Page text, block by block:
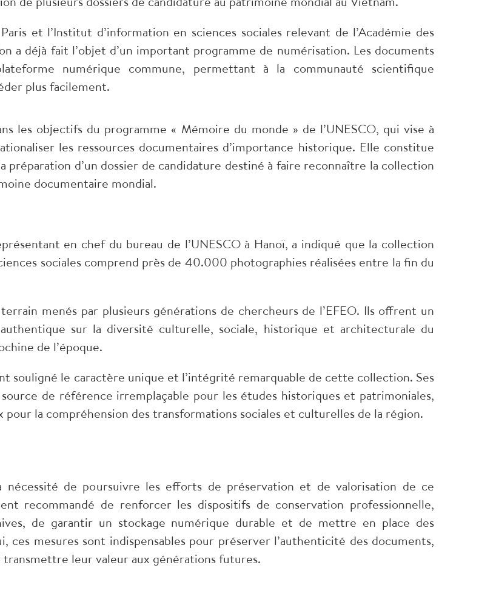
et l’Institut d’information en sciences sociales relevant de l’Académie des
a déjà fait l’objet d’un important programme de numérisation. Les documents
numérique commune, permettant à la communauté scientifique
plus facilement.
les objectifs du programme « Mémoire du monde » de l’UNESCO, qui vise à
les ressources documentaires d’importance historique. Elle constitue
préparation d’un dossier de candidature destiné à faire reconnaître la collection
documentaire mondial.
en chef du bureau de l’UNESCO à Hanoï, a indiqué que la collection
sociales comprend près de 40.000 photographies réalisées entre la fin du
menés par plusieurs générations de chercheurs de l’EFEO. Ils offrent un
sur la diversité culturelle, sociale, historique et architecturale du
de l’époque.
souligné le caractère unique et l’intégrité remarquable de cette collection. Ses
de référence irremplaçable pour les études historiques et patrimoniales,
la compréhension des transformations sociales et culturelles de la région.
nécessité de poursuivre les efforts de préservation et de valorisation de ce
recommandé de renforcer les dispositifs de conservation professionnelle,
de garantir un stockage numérique durable et de mettre en place des
ces mesures sont indispensables pour préserver l’authenticité des documents,
leur valeur aux générations futures.